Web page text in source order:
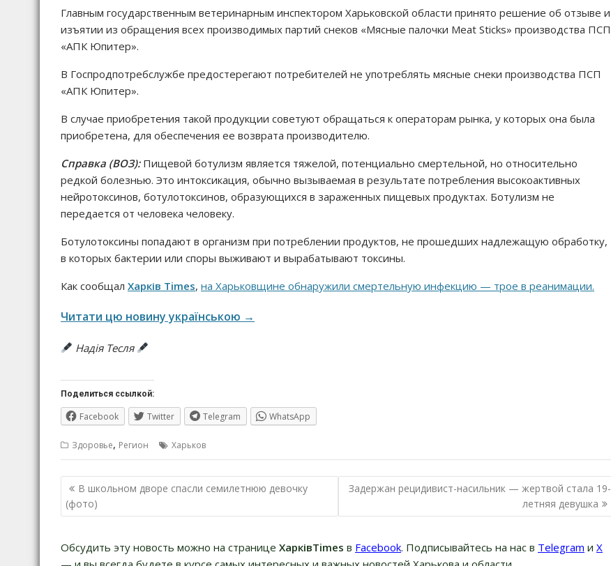
Главным государственным ветеринарным инспектором Харьковской области принято решение об отзыве и
изъятии из обращения всех производимых партий снеков «Мясные палочки Meat Sticks» производства ПСП
«АПК Юпитер».
В Госпродпотребслужбе предостерегают потребителей не употреблять мясные снеки производства ПСП
«АПК Юпитер».
В случае приобретения такой продукции советуют обращаться к операторам рынка, у которых она была
приобретена, для обеспечения ее возврата производителю.
Справка (ВОЗ):Пищевой ботулизм является тяжелой, потенциально смертельной, но относительно
редкой болезнью. Это интоксикация, обычно вызываемая в результате потребления высокоактивных
нейротоксинов, ботулотоксинов, образующихся в зараженных пищевых продуктах. Ботулизм не
передается от человека человеку.
Ботулотоксины попадают в организм при потреблении продуктов, не прошедших надлежащую обработку,
в которых бактерии или споры выживают и вырабатывают токсины.
Как сообщал Харків Times, на Харьковщине обнаружили смертельную инфекцию — трое в реанимации.
Читати цю новину українською →
Надія Тесля
Поделиться ссылкой:
Facebook Twitter Telegram WhatsApp
Здоровье, Регион Харьков
Навигация
по
записям
В школьном дворе спасли семилетнюю девочку
(фото)
Задержан рецидивист-насильник — жертвой стала 19-
летняя девушка
Обсудить эту новость можно на странице ХарківTimes в Facebook. Подписывайтесь на нас в Telegram и Х